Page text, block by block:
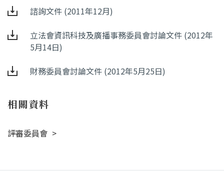
諮詢文件 (2011年12月)
立法會資訊科技及廣播事務委員會討論文件 (2012年
5月14日)
財務委員會討論文件 (2012年5月25日)
相關資料
評審委員會 >